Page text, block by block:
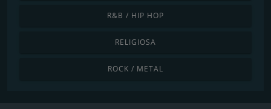
R&B / HIP HOP
RELIGIOSA
ROCK / METAL